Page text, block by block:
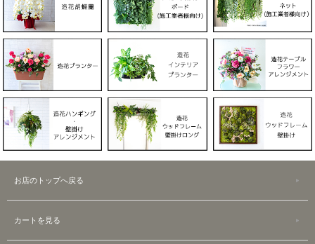
お店のトップへ戻る
カートを見る